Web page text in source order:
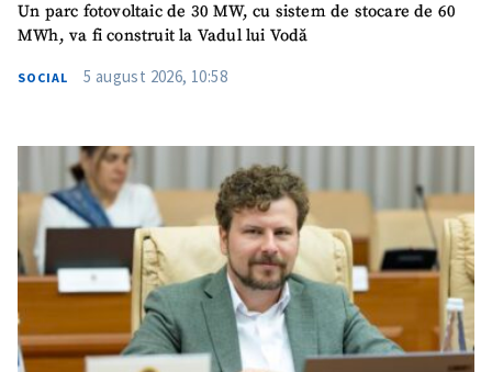
Un parc fotovoltaic de 30 MW, cu sistem de stocare de 60
MWh, va fi construit la Vadul lui Vodă
SOCIAL 5 august 2026, 10:58
ȘTIREA MEA
Titlu știre+ Adaugă titlu
Fotografie
+ Încarcă imagine
Link media
+ Link media